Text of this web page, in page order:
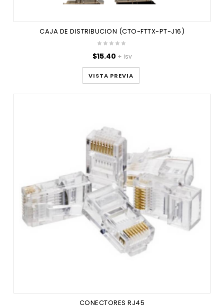
CAJA DE DISTRIBUCION (CTO-FTTX-PT-J16)
$15.40 + isv
VISTA PREVIA
CONECTORES RJ45